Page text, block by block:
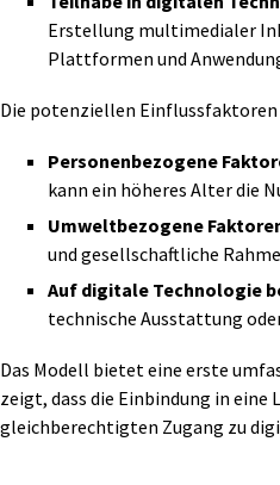
Erstellung multimedialer
Plattformen und
Die potenziellen
Personenbezogene
kann ein höheres Alter die
Umweltbezogene
und gesellschaftliche
Auf digitale Technologie
technische Ausstattung
Das Modell bietet eine erste
zeigt, dass die Einbindung in
gleichberechtigten Zugang zu